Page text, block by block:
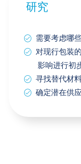
研究
需要考虑哪
对现行包装
影响进行初
寻找替代材
确定潜在供